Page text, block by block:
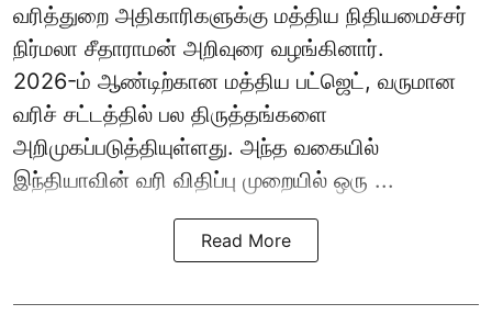
வரித்துறை அதிகாரிகளுக்கு மத்திய நிதியமைச்சர்
நிர்மலா சீதாராமன் அறிவுரை வழங்கினார்.
2026-ம் ஆண்டிற்கான மத்திய பட்ஜெட், வருமான
வரிச் சட்டத்தில் பல திருத்தங்களை
அறிமுகப்படுத்தியுள்ளது. அந்த வகையில்
இந்தியாவின் வரி விதிப்பு முறையில் ஒரு ...
Read More